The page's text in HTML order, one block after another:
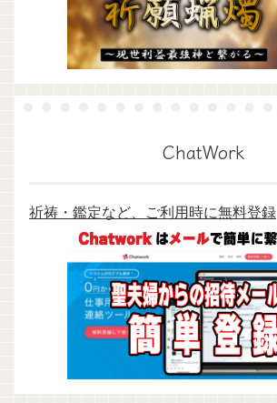
ChatWork
祈祷・鑑定など、ご利用時に無料登録